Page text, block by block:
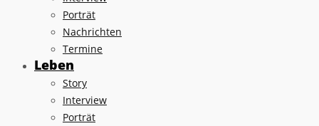
Porträt
Nachrichten
Termine
Leben
Story
Interview
Porträt